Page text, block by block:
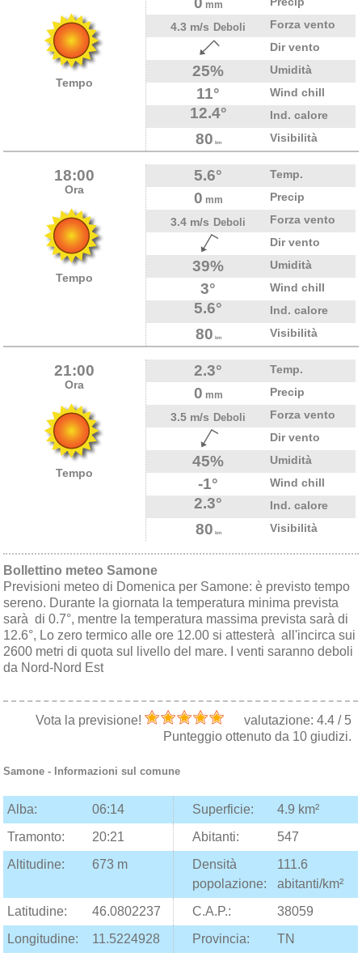
Tempo
mm
4.3 m/s Deboli
Forza vento
Dir vento
25% Umidità
11° Wind chill
12.4° Ind. calore
80 km Visibilità
18:00
Ora
Tempo
5.6° Temp.
0 mm
Precip
3.4 m/s Deboli
Forza vento
Dir vento
39% Umidità
3° Wind chill
5.6° Ind. calore
80 km Visibilità
21:00
Ora
Tempo
2.3° Temp.
0 mm
Precip
3.5 m/s Deboli
Forza vento
Dir vento
45% Umidità
-1° Wind chill
2.3° Ind. calore
80 km Visibilità
Bollettino meteo Samone
Previsioni meteo di Domenica per Samone: è previsto tempo
sereno. Durante la giornata la temperatura minima prevista
sarà di 0.7°, mentre la temperatura massima prevista sarà di
12.6°, Lo zero termico alle ore 12.00 si attesterà all'incirca sui
2600 metri di quota sul livello del mare. I venti saranno deboli
da Nord-Nord Est
Vota la previsione! valutazione: 4.4/ 5
Punteggio ottenuto da 10giudizi.
Samone - Informazioni sul comune
Alba: 06:14 Superficie:
4.9 km²
Tramonto:
20:21 Abitanti:
547
Altitudine:
673 m
Densità
popolazione:
111.6
abitanti/km²
Latitudine:
46.0802237 C.A.P.:
38059
Longitudine:
11.5224928 Provincia: TN